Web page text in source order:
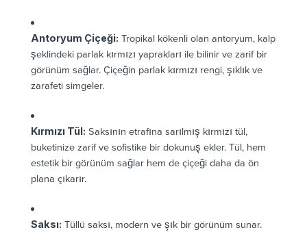
Antoryum Çiçeği: Tropikal kökenli olan antoryum, kalp
şeklindeki parlak kırmızı yaprakları ile bilinir ve zarif bir
görünüm sağlar. Çiçeğin parlak kırmızı rengi, şıklık ve
zarafeti simgeler.
Kırmızı Tül: Saksının etrafına sarılmış kırmızı tül,
buketinize zarif ve sofistike bir dokunuş ekler. Tül, hem
estetik bir görünüm sağlar hem de çiçeği daha da ön
plana çıkarır.
Saksı: Tüllü saksı, modern ve şık bir görünüm sunar.